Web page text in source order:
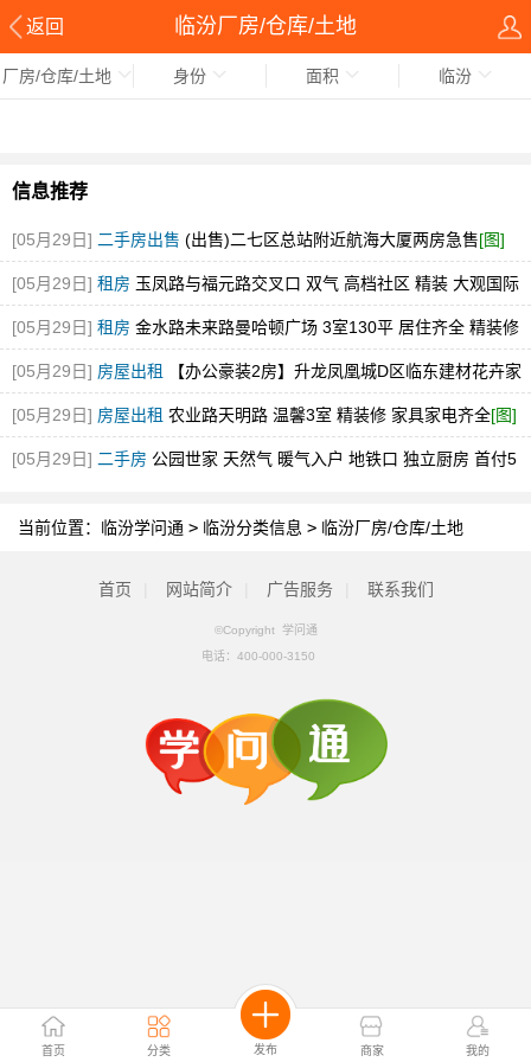
返回 临汾厂房/仓库/土地
首页 分类 发布 商家 我的
厂房/仓库/土地 身份 面积 临汾
信息推荐
[05月29日] 二手房出售 (出售)二七区总站附近航海大厦两房急售[图]
[05月29日] 租房 玉凤路与福元路交叉口 双气 高档社区 精装 大观国际
[图]
[05月29日] 租房 金水路未来路曼哈顿广场 3室130平 居住齐全 精装修
随时看[图]
[05月29日] 房屋出租 【办公豪装2房】升龙凤凰城D区临东建材花卉家
电市场中博旁急租[图]
[05月29日] 房屋出租 农业路天明路 温馨3室 精装修 家具家电齐全[图]
[05月29日] 二手房 公园世家 天然气 暖气入户 地铁口 独立厨房 首付5
当前位置： 临汾学问通 > 临汾分类信息 > 临汾厂房/仓库/土地
首页 网站简介 广告服务 联系我们
©Copyright 学问通
电话： 400-000-3150